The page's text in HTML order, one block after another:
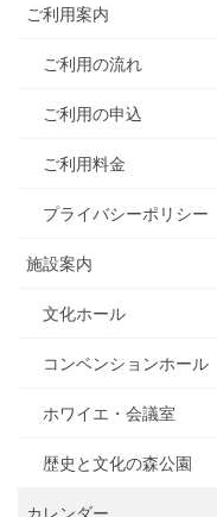
ご利用案内
ご利用の流れ
ご利用の申込
ご利用料金
プライバシーポリシー
施設案内
文化ホール
コンベンションホール
ホワイエ・会議室
歴史と文化の森公園